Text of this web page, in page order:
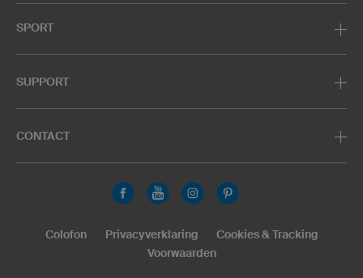
SPORT
SUPPORT
CONTACT
Colofon Privacyverklaring
Cookies & Tracking
Voorwaarden